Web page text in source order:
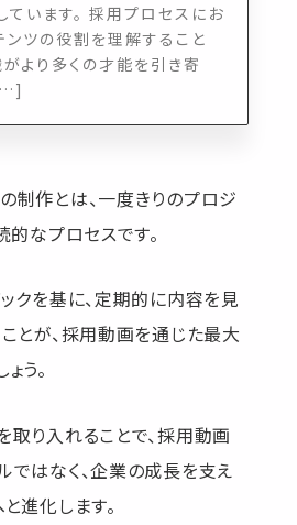
ています。 採用プロセスにお
ンツの役割を理解すること
より多くの才能を引き寄
制作とは、一度きりのプロジ
的なプロセスです。
クを基に、定期的に内容を見
とが、採用動画を通じた最大
う。
り入れることで、採用動画
ではなく、企業の成長を支え
進化します。